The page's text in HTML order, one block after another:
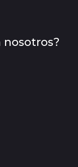
nosotros?